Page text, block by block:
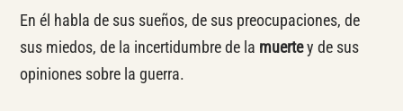
En él habla de sus sueños, de sus preocupaciones, de
sus miedos, de la incertidumbre de la muertey de sus
opiniones sobre la guerra.